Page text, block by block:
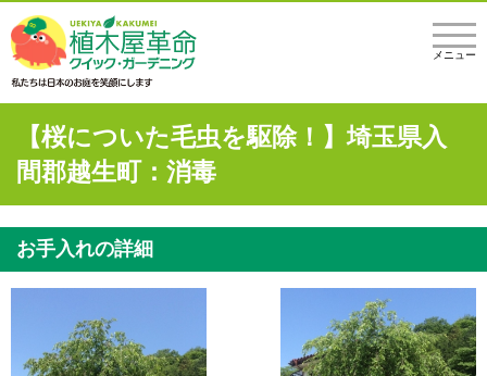
メニュー
【桜についた毛虫を駆除！】埼玉県入
間郡越生町：消毒
お手入れの詳細